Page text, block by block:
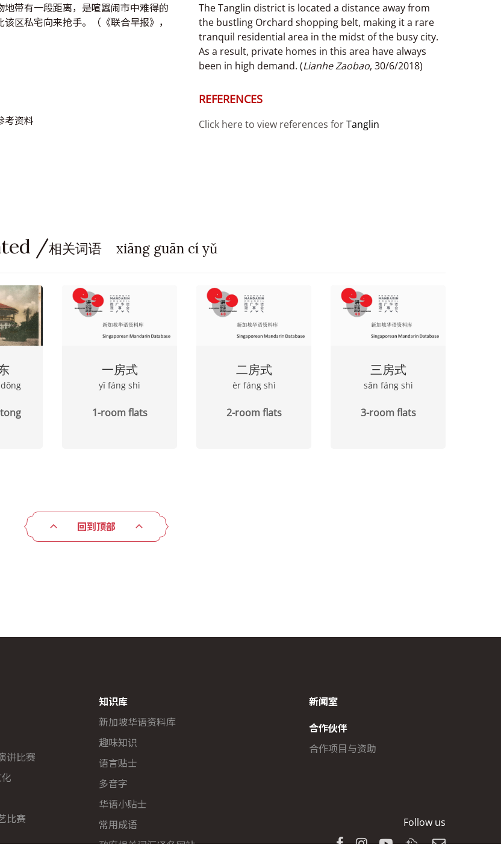
地带有一段距离，是喧嚣闹市中难得的
区私宅向来抢手。（《联合早报》，
The Tanglin district is located a distance away from
the bustling Orchard shopping belt, making it a rare
tranquil residential area in the midst of the busy city.
As a result, private homes in this area have always
been in high demand. (Lianhe Zaobao, 30/6/2018)
考资料
REFERENCES
Click here to view references forTanglin
/相关词语 xiāng guān cí yǔ
一房式
yī fáng shì
1-room flats
二房式
èr fáng shì
2-room flats
三房式
sān fáng shì
3-room flats
回到顶部
讲比赛
比赛
知识库
新加坡华语资料库
趣味知识
语言贴士
多音字
华语小贴士
常用成语
政府相关词汇译名网站
新闻室
合作伙伴
合作项目与资助
Follow us